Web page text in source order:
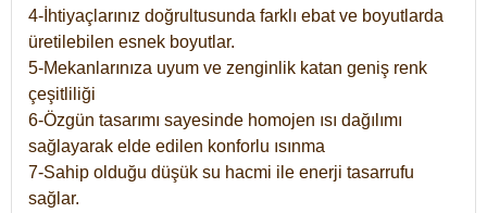
4-İhtiyaçlarınız doğrultusunda farklı ebat ve boyutlarda
üretilebilen esnek boyutlar.
5-Mekanlarınıza uyum ve zenginlik katan geniş renk
çeşitliliği
6-Özgün tasarımı sayesinde homojen ısı dağılımı
sağlayarak elde edilen konforlu ısınma
7-Sahip olduğu düşük su hacmi ile enerji tasarrufu
sağlar.